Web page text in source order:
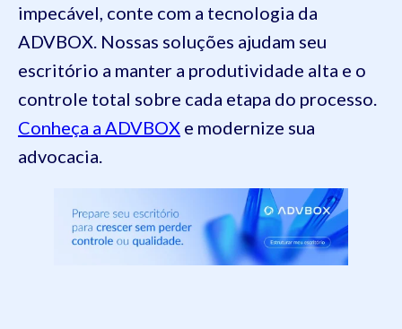
impecável, conte com a tecnologia da
ADVBOX. Nossas soluções ajudam seu
escritório a manter a produtividade alta e o
controle total sobre cada etapa do processo.
Conheça a ADVBOX e modernize sua
advocacia.